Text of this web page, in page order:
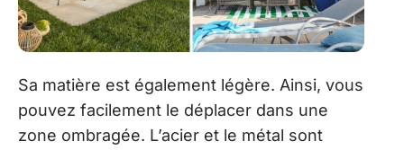
Sa matière est également légère. Ainsi, vous
pouvez facilement le déplacer dans une
zone ombragée. L’acier et le métal sont